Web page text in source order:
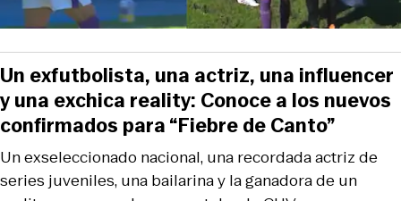
Un exseleccionado nacional, una recordada actriz de
series juveniles, una bailarina y la ganadora de un
Un exfutbolista, una actriz, una influencer
y una exchica reality: Conoce a los nuevos
confirmados para “Fiebre de Canto”